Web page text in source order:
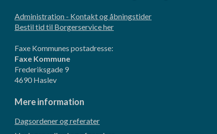
Administration - Kontakt og åbningstider
Bestil tid til Borgerservice her
Faxe Kommunes postadresse:
Faxe Kommune
Frederiksgade 9
4690 Haslev
Mere information
Dagsordener og referater